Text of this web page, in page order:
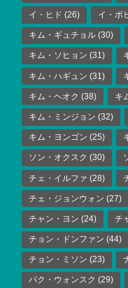
イ・ヒド (26) イ・ボ
キム・ギュチョル (30)
キム・ソヒョン (31)
キム・ハギュン (31)
キム・ヘオク (38) キ
キム・ミンジョン (32)
キム・ヨンゴン (25)
ソン・オクスク (30)
チェ・イルファ (28)
チェ・ジョンウォン (27)
チャン・ヨン (24) チ
チョン・ドンファン (44)
チョン・ミソン (23)
パク・ウォンスク (29)